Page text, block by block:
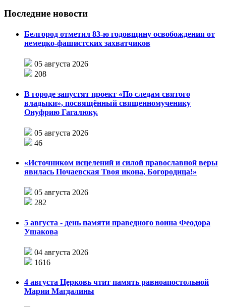
Последние новости
Белгород отметил 83-ю годовщину освобождения от
немецко-фашистских захватчиков
05 августа 2026
208
В городе запустят проект «По следам святого
владыки», посвящённый священномученику
Онуфрию Гагалюку.
05 августа 2026
46
«Источником исцелений и силой православной веры
явилась Почаевская Твоя икона, Богородица!»
05 августа 2026
282
5 августа - день памяти праведного воина Феодора
Ушакова
04 августа 2026
1616
4 августа Церковь чтит память равноапостольной
Марии Магдалины